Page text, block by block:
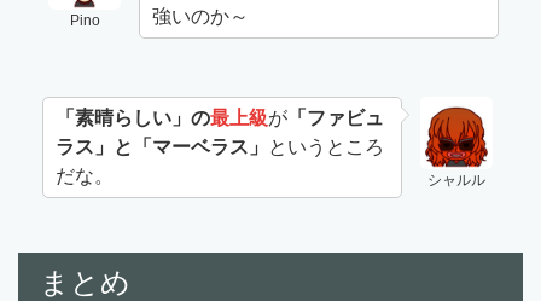
Pino
強いのか～
シャルル
「素晴らしい」の最上級が 「ファビュ
ラス」と「マーベラス」
というところ
だな。
まとめ